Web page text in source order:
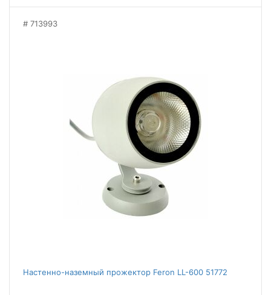
713993
Настенно-наземный прожектор Feron LL-600 51772